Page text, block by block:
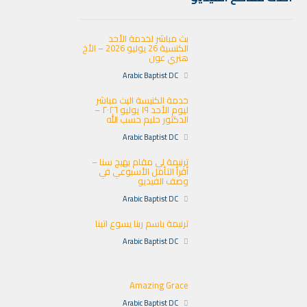
بث مباشر لخدمة الأحد
الكنسية 26 يوليو 2026 – الأخ
هنري عون
Arabic Baptist DC
خدمة الكنيسة البث مباشر
ليوم الأحد ١٩ يوليو ٢٠٢٦ –
الدكتور حليم حسب الله
Arabic Baptist DC
ترنيمة لي مقام بهيج سنا –
أقرأ التأمل الأسبوعي في
وصف الفيديو
Arabic Baptist DC
ترنيمة باسم ربنا يسوع اتينا
Arabic Baptist DC
Amazing Grace
Arabic Baptist DC